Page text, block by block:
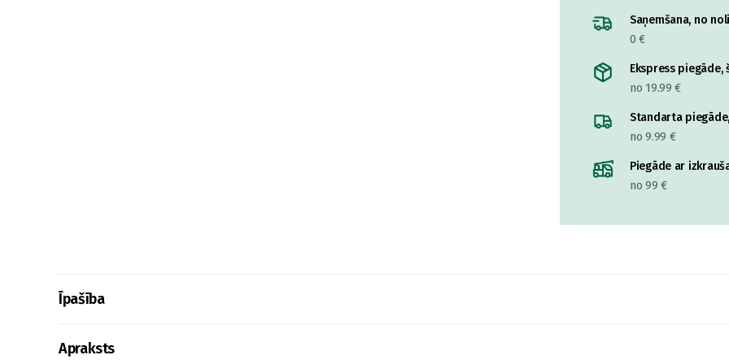
Saņemšana, no
0 €
Ekspress
no 19.99 €
Standarta
no 9.99 €
Piegāde ar
no 99 €
Īpašība
Apraksts